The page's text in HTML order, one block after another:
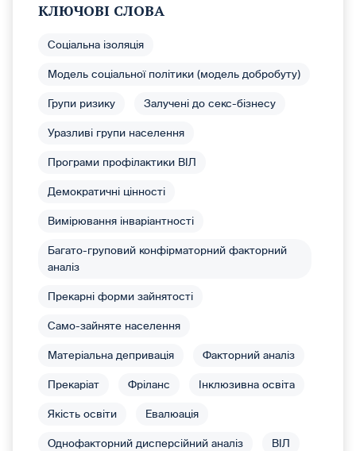
КЛЮЧОВІ СЛОВА
Соціальна ізоляція
Модель соціальної політики (модель добробуту)
Групи ризику Залучені до секс-бізнесу
Уразливі групи населення
Програми профілактики ВІЛ
Демократичні цінності
Вимірювання інваріантності
Багато-груповий конфірматорний факторний
аналіз
Прекарні форми зайнятості
Само-зайняте населення
Матеріальна депривація Факторний аналіз
Прекаріат Фріланс Інклюзивна освіта
Якість освіти Евалюація
Однофакторний дисперсійний аналіз ВІЛ